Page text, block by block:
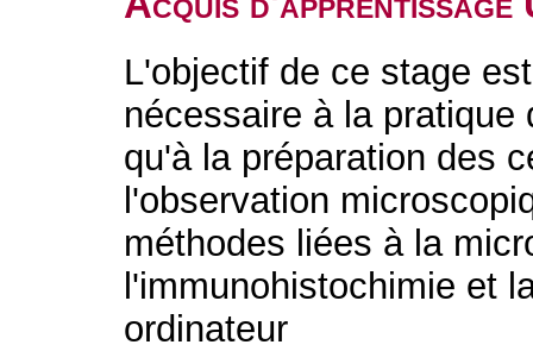
L'objectif de ce stage
nécessaire à la
qu'à la préparation des
l'observation
méthodes liées à la
l'immunohistochimie et
ordinateur